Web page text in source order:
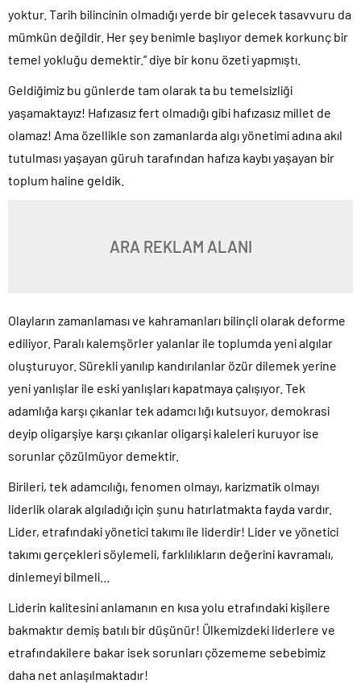
yoktur. Tarih bilincinin olmadığı yerde bir gelecek tasavvuru da
mümkün değildir. Her şey benimle başlıyor demek korkunç bir
temel yokluğu demektir.” diye bir konu özeti yapmıştı.
Geldiğimiz bu günlerde tam olarak ta bu temelsizliği
yaşamaktayız! Hafızasız fert olmadığı gibi hafızasız millet de
olamaz! Ama özellikle son zamanlarda algı yönetimi adına akıl
tutulması yaşayan güruh tarafından hafıza kaybı yaşayan bir
toplum haline geldik.
ARA REKLAM ALANI
Olayların zamanlaması ve kahramanları bilinçli olarak deforme
ediliyor. Paralı kalemşörler yalanlar ile toplumda yeni algılar
oluşturuyor. Sürekli yanılıp kandırılanlar özür dilemek yerine
yeni yanlışlar ile eski yanlışları kapatmaya çalışıyor. Tek
adamlığa karşı çıkanlar tek adamcı lığı kutsuyor, demokrasi
deyip oligarşiye karşı çıkanlar oligarşi kaleleri kuruyor ise
sorunlar çözülmüyor demektir.
Birileri, tek adamcılığı, fenomen olmayı, karizmatik olmayı
liderlik olarak algıladığı için şunu hatırlatmakta fayda vardır.
Lider, etrafındaki yönetici takımı ile liderdir! Lider ve yönetici
takımı gerçekleri söylemeli, farklılıkların değerini kavramalı,
dinlemeyi bilmeli…
Liderin kalitesini anlamanın en kısa yolu etrafındaki kişilere
bakmaktır demiş batılı bir düşünür! Ülkemizdeki liderlere ve
etrafındakilere bakar isek sorunları çözememe sebebimiz
daha net anlaşılmaktadır!